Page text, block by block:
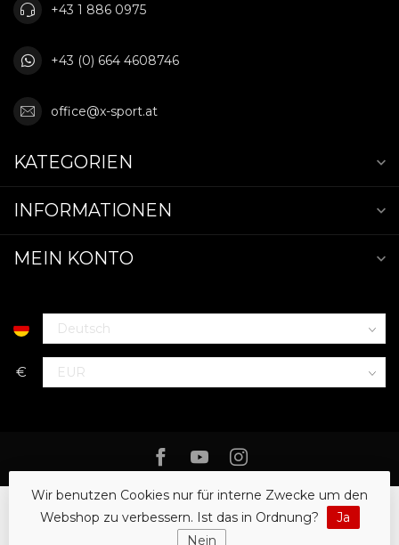
+43 1 886 0975
+43 (0) 664 4608746
office@x-sport.at
KATEGORIEN
INFORMATIONEN
MEIN KONTO
€
Wir benutzen Cookies nur für interne Zwecke um den
Webshop zu verbessern. Ist das in Ordnung?
Ja
Nein